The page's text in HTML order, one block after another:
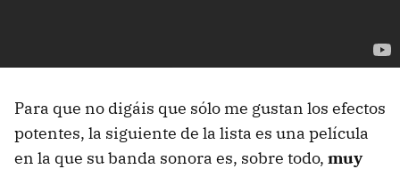
Para que no digáis que sólo me gustan los efectos
potentes, la siguiente de la lista es una película
en la que su banda sonora es, sobre todo, muy